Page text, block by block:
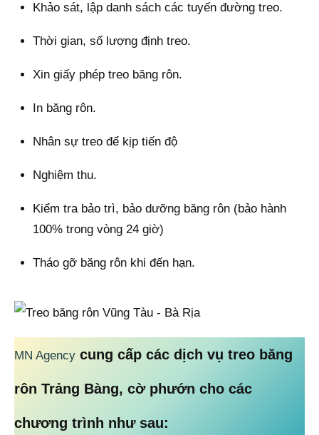
Khảo sát, lập danh sách các tuyến đường treo.
Thời gian, số lượng định treo.
Xin giấy phép treo băng rôn.
In băng rôn.
Nhân sự treo để kịp tiến độ
Nghiệm thu.
Kiểm tra bảo trì, bảo dưỡng băng rôn (bảo hành
100% trong vòng 24 giờ)
Tháo gỡ băng rôn khi đến hạn.
MN Agency cung cấp các dịch vụ treo băng
rôn Trảng Bàng, cờ phướn cho các
chương trình như sau: